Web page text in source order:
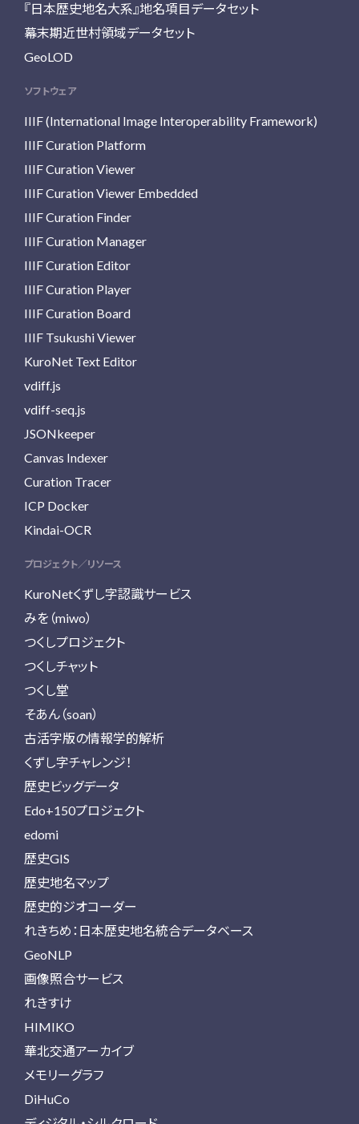
『日本歴史地名大系』地名項目データセット
幕末期近世村領域データセット
GeoLOD
ソフトウェア
IIIF (International Image Interoperability Framework)
IIIF Curation Platform
IIIF Curation Viewer
IIIF Curation Viewer Embedded
IIIF Curation Finder
IIIF Curation Manager
IIIF Curation Editor
IIIF Curation Player
IIIF Curation Board
IIIF Tsukushi Viewer
KuroNet Text Editor
vdiff.js
vdiff-seq.js
JSONkeeper
Canvas Indexer
Curation Tracer
ICP Docker
Kindai-OCR
プロジェクト／リソース
KuroNetくずし字認識サービス
みを（miwo）
つくしプロジェクト
つくしチャット
つくし堂
そあん（soan）
古活字版の情報学的解析
くずし字チャレンジ！
歴史ビッグデータ
Edo+150プロジェクト
edomi
歴史GIS
歴史地名マップ
歴史的ジオコーダー
れきちめ：日本歴史地名統合データベース
GeoNLP
画像照合サービス
れきすけ
HIMIKO
華北交通アーカイブ
メモリーグラフ
DiHuCo